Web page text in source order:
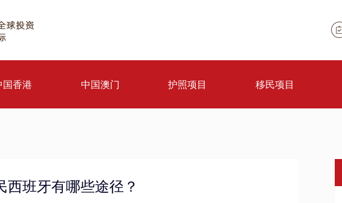
国香港 中国澳门 护照项目 移民项目
西班牙有哪些途径？